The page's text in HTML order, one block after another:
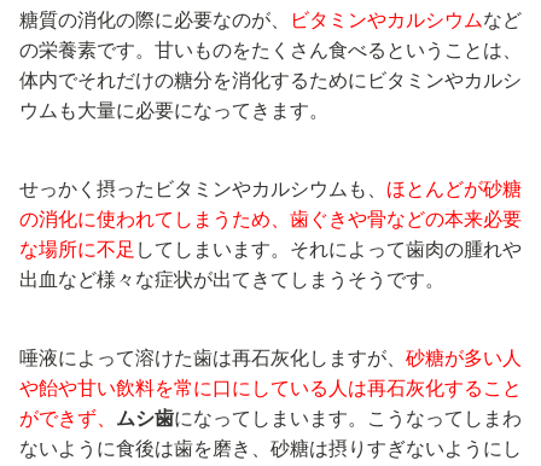
糖質の消化の際に必要なのが、 ビタミンやカルシウムなど
の栄養素です。甘いものをたくさん食べるということは、
体内でそれだけの糖分を消化するためにビタミンやカルシ
ウムも大量に必要になってきます。
せっかく摂ったビタミンやカルシウムも、 ほとんどが砂糖
の消化に使われてしまうため、歯ぐきや骨などの本来必要
な場所に不足 してしまいます。それによって歯肉の腫れや
出血など様々な症状が出てきてしまうそうです。
唾液によって溶けた歯は再石灰化しますが、 砂糖が多い人
や飴や甘い飲料を常に口にしている人は再石灰化すること
ができず、 ムシ歯になってしまいます。こうなってしまわ
ないように食後は歯を磨き、砂糖は摂りすぎないようにし